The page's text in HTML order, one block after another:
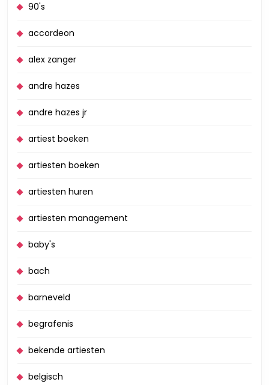
90's
accordeon
alex zanger
andre hazes
andre hazes jr
artiest boeken
artiesten boeken
artiesten huren
artiesten management
baby's
bach
barneveld
begrafenis
bekende artiesten
belgisch